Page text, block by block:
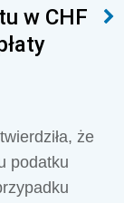
w CHF
że
podatku